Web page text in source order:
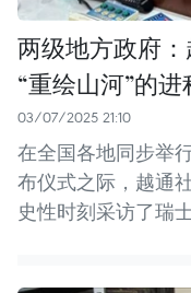
两级地方政府
“重绘山河”的进
03/07/2025 21:10
在全国各地同步举
布仪式之际，越通
史性时刻采访了瑞